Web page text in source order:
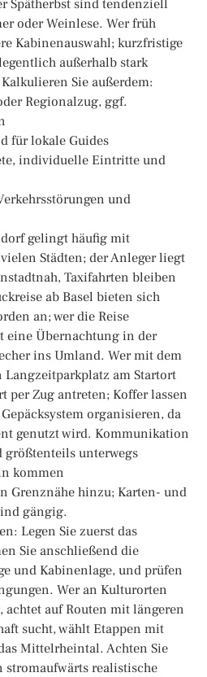
Spätherbst sind tendenziell
oder Weinlese. Wer früh
Kabinenauswahl; kurzfristige
außerhalb stark
Sie außerdem:
Regionalzug, ggf.
für lokale Guides
individuelle Eintritte und
und
gelingt häufig mit
Städten; der Anleger liegt
Taxifahrten bleiben
ab Basel bieten sich
an; wer die Reise
eine Übernachtung in der
ins Umland. Wer mit dem
am Startort
per Zug antreten; Koffer lassen
organisieren, da
genutzt wird. Kommunikation
unterwegs
kommen
Grenznähe hinzu; Karten- und
gängig.
Legen Sie zuerst das
Sie anschließend die
und Kabinenlage, und prüfen
Wer an Kulturorten
achtet auf Routen mit längeren
sucht, wählt Etappen mit
Mittelrheintal. Achten Sie
stromaufwärts realistische